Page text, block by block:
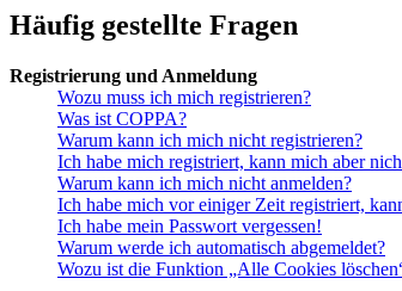
Häufig gestellte Fragen
Registrierung und Anmeldung
Wozu muss ich mich registrieren?
Was ist COPPA?
Warum kann ich mich nicht registrieren?
Ich habe mich registriert, kann mich aber
Warum kann ich mich nicht anmelden?
Ich habe mich vor einiger Zeit registriert,
Ich habe mein Passwort vergessen!
Warum werde ich automatisch abgemeldet?
Wozu ist die Funktion „Alle Cookies